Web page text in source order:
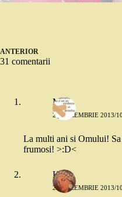
ANTERIOR
31 comentarii
M.
29 DECEMBRIE 2013/
La multi ani si Omului!
frumosi! >:D<
Hapi
29 DECEMBRIE 2013/